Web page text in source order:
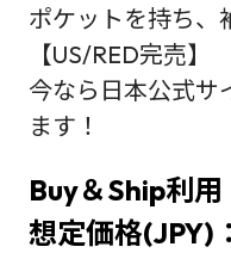
ポケットを持ち、
【US/RED完売】
今なら日本公式サ
ます！
Buy＆Ship利用
想定価格